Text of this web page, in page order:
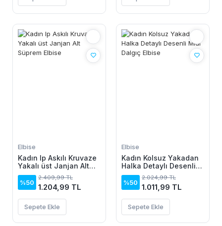
Elbise
Kadın Ip Askılı Kruvaze
Yakalı üst Janjan Alt
Süprem Elbise
%50
2.409,99 TL
1.204,99 TL
Sepete Ekle
Elbise
Kadın Kolsuz Yakadan
Halka Detaylı Desenli
Midi Dalgıç Elbise
%50
2.024,99 TL
1.011,99 TL
Sepete Ekle